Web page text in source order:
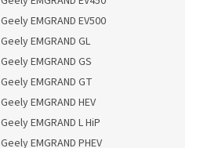
Geely EMGRAND EV500
Geely EMGRAND GL
Geely EMGRAND GS
Geely EMGRAND GT
Geely EMGRAND HEV
Geely EMGRAND L HiP
Geely EMGRAND PHEV